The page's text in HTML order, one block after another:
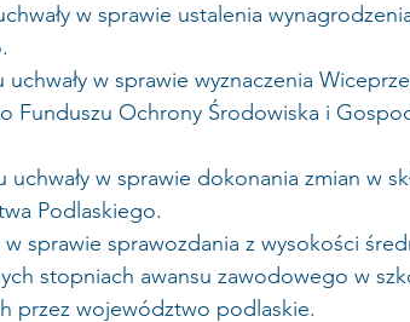
w sprawie ustalenia
w sprawie wyznaczenia
Funduszu Ochrony Środowiska i
w sprawie dokonania zmian w
Podlaskiego.
sprawie sprawozdania z wysokości
stopniach awansu zawodowego w
przez województwo podlaskie.